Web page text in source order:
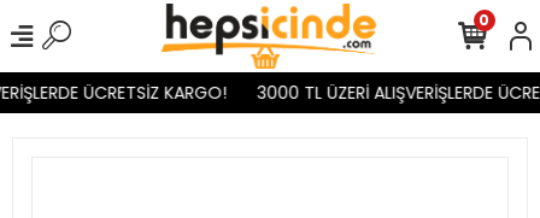
ÜCRETSİZ KARGO! 3000 TL ÜZERİ ALIŞVERİŞLERDE
0